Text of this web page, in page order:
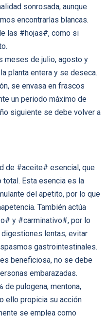
sonrosada, aunque
encontrarlas blancas.
las #hojas#, como si
meses de julio, agosto y
planta entera y se deseca.
se envasa en frascos
un periodo máximo de
siguiente se debe volver a
de #aceite# esencial, que
total. Esta esencia es la
del apetito, por lo que
También actúa
y #carminativo#, por lo
lentas, evitar
gastrointestinales.
beneficiosa, no se debe
embarazadas.
de pulogena, mentona,
ello propicia su acción
se emplea como